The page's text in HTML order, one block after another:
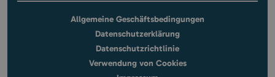
Allgemeine Geschäftsbedingungen
Datenschutzerklärung
Datenschutzrichtlinie
Verwendung von Cookies